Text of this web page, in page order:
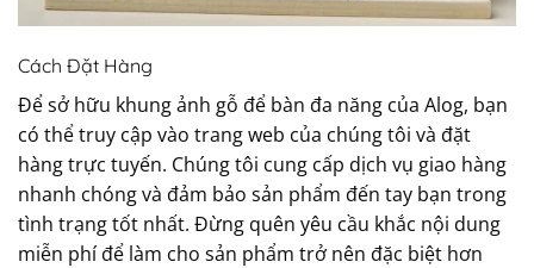
Cách Đặt Hàng
Để sở hữu khung ảnh gỗ để bàn đa năng của Alog, bạn
có thể truy cập vào trang web của chúng tôi và đặt
hàng trực tuyến. Chúng tôi cung cấp dịch vụ giao hàng
nhanh chóng và đảm bảo sản phẩm đến tay bạn trong
tình trạng tốt nhất. Đừng quên yêu cầu khắc nội dung
miễn phí để làm cho sản phẩm trở nên đặc biệt hơn